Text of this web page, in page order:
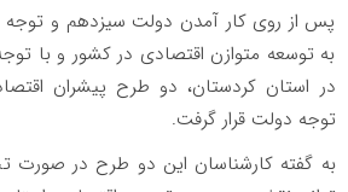
پس از روی کار آمدن دولت سیزدهم و
به توسعه متوازن اقتصادی در کشور و با
در استان کردستان، دو طرح پیشران
توجه دولت قرار گرفت.
به گفته کارشناسان این دو طرح در